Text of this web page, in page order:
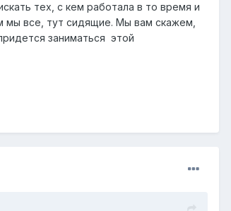
тех, с кем работала в то время и
мы все, тут сидящие. Мы вам скажем,
заниматься этой